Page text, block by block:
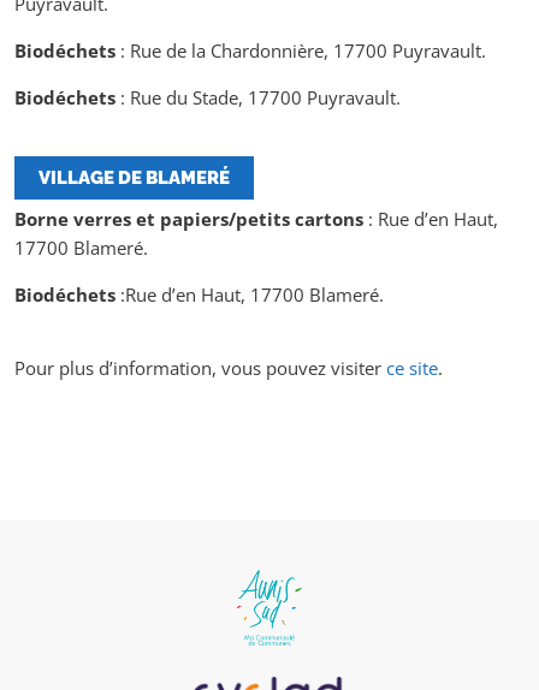
Biodéchets : Rue de la Chardonnière, 17700 Puyravault.
Biodéchets : Rue du Stade, 17700 Puyravault.
VILLAGE DE BLAMERÉ
Borne verres et papiers/petits cartons : Rue d’en Haut,
17700 Blameré.
Biodéchets :Rue d’en Haut, 17700 Blameré.
Pour plus d’information, vous pouvez visiter ce site.